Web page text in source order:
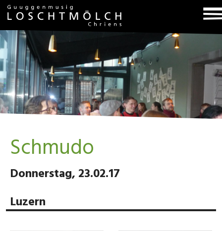
Schmudo
Donnerstag, 23.02.17
Luzern